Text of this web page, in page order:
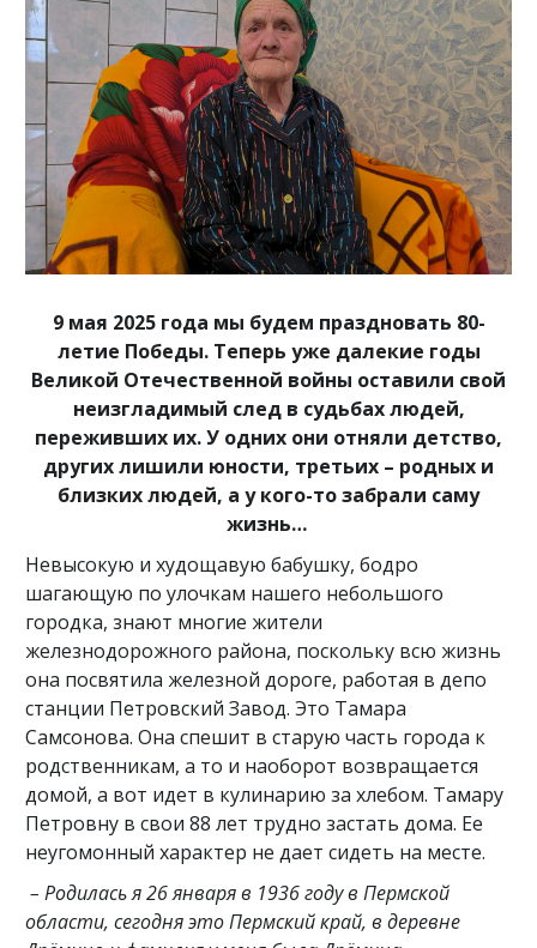
9 мая 2025 года мы будем праздновать 80-
летие Победы. Теперь уже далекие годы
Великой Отечественной войны оставили свой
неизгладимый след в судьбах людей,
переживших их. У одних они отняли детство,
других лишили юности, третьих – родных и
близких людей, а у кого-то забрали саму
жизнь…
Невысокую и худощавую бабушку, бодро
шагающую по улочкам нашего небольшого
городка, знают многие жители
железнодорожного района, поскольку всю жизнь
она посвятила железной дороге, работая в депо
станции Петровский Завод. Это Тамара
Самсонова. Она спешит в старую часть города к
родственникам, а то и наоборот возвращается
домой, а вот идет в кулинарию за хлебом. Тамару
Петровну в свои 88 лет трудно застать дома. Ее
неугомонный характер не дает сидеть на месте.
– Родилась я 26 января в 1936 году в Пермской
области, сегодня это Пермский край, в деревне